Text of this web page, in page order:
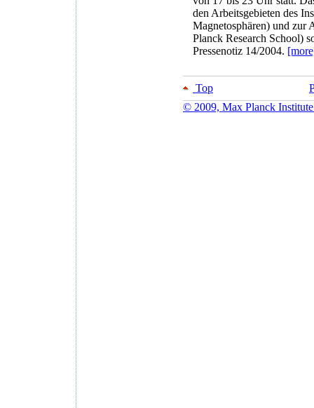
den Arbeitsgebieten des
Magnetosphären) und zur
Planck Research School)
Pressenotiz 14/2004.
Top
© 2009, Max Planck